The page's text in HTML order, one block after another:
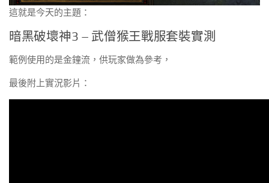
這就是今天的主題：
暗黑破壞神3 – 武僧猴王戰服套裝實測
範例使用的是金鐘流，供玩家做為參考，
最後附上實況影片：